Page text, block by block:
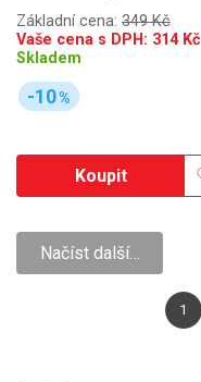
Základní cena: 349 Kč
Vaše cena s DPH: 314Kč
Skladem
-10%
Koupit
Načíst další…
1